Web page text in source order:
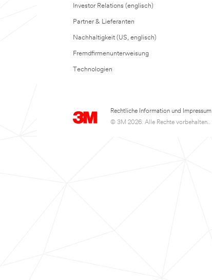
Investor Relations (englisch)
Partner & Lieferanten
Nachhaltigkeit (US, englisch)
Fremdfirmenunterweisung
Technologien
Rechtliche Information und Impressum
© 3M 2026. Alle Rechte vorbehalten..